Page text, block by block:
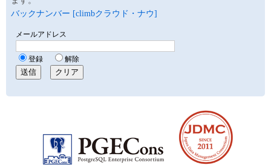
バックナンバー [climbクラウド・ナウ]